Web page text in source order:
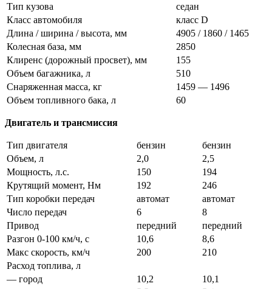
Тип кузова
седан
Класс автомобиля
класс D
Длина / ширина / высота, мм
4905 / 1860 / 1465
Колесная база, мм
2850
Клиренс (дорожный просвет), мм
155
Объем багажника, л
510
Снаряженная масса, кг
1459 — 1496
Объем топливного бака, л
60
Двигатель и трансмиссия
Тип двигателя бензин
бензин
Объем, л
2,0
2,5
Мощность, л.с.
150
194
Крутящий момент, Нм
192
246
Тип коробки передач
автомат
автомат
Число передач
6
8
Привод
передний
передний
Разгон 0-100 км/ч, с
10,6
8,6
Макс скорость, км/ч
200
210
Расход топлива, л
— город
10,2
10,1